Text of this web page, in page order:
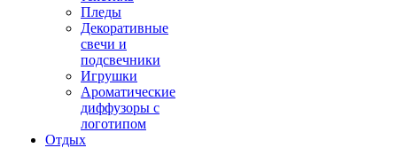
Пледы
Декоративные
свечи и
подсвечники
Игрушки
Ароматические
диффузоры с
логотипом
Отдых